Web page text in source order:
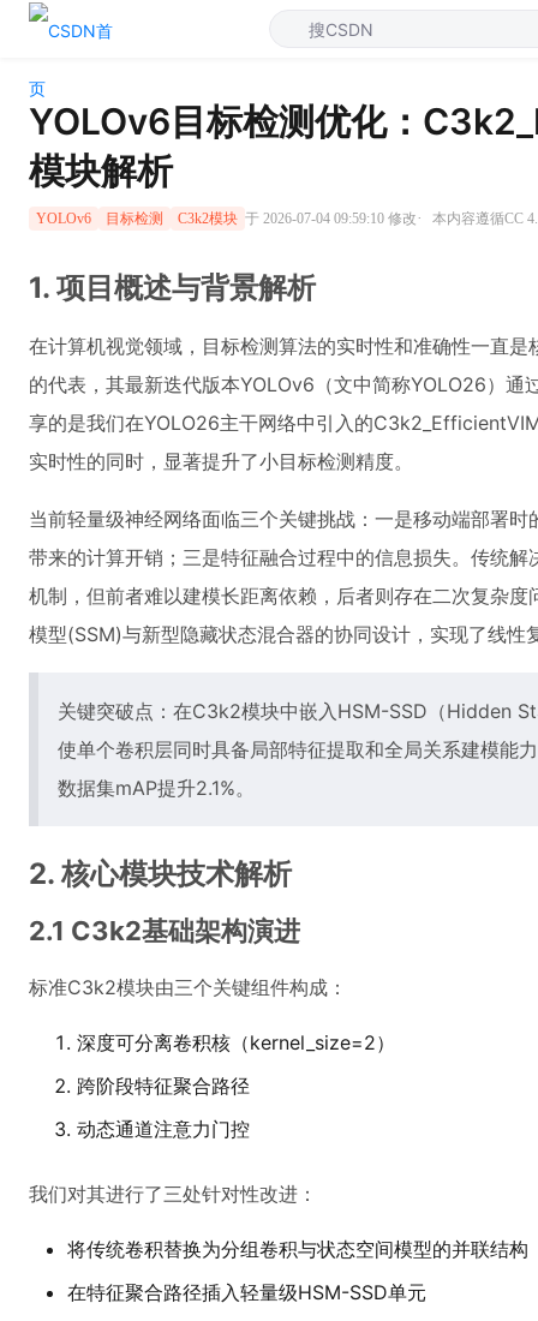
YOLOv6目标检测优化：
模块解析
YOLOv6 目标检测 C3k2模块 于 2026-07-04 09:59:10 修改· 本内容遵循CC
1. 项目概述与背景解析
在计算机视觉领域，目标检测算法的实时性和准确性一直
的代表，其最新迭代版本YOLOv6（文中简称YOLO26）通
享的是我们在YOLO26主干网络中引入的
实时性的同时，显著提升了小目标检测精度。
当前轻量级神经网络面临三个关键挑战：一是移动端部署
带来的计算开销；三是特征融合过程中的信息损失。传统
机制，但前者难以建模长距离依赖，后者则存在二次复杂
模型(SSM)与新型隐藏状态混合器的协同设计，实现了线性
关键突破点：在C3k2模块中嵌入HSM-SSD（Hidden
使单个卷积层同时具备局部特征提取和全局关系建模能
数据集mAP提升2.1%。
2. 核心模块技术解析
2.1 C3k2基础架构演进
标准C3k2模块由三个关键组件构成：
深度可分离卷积核（kernel_size=2）
跨阶段特征聚合路径
动态通道注意力门控
我们对其进行了三处针对性改进：
将传统卷积替换为分组卷积与状态空间模型的并联结构
在特征聚合路径插入轻量级HSM-SSD单元